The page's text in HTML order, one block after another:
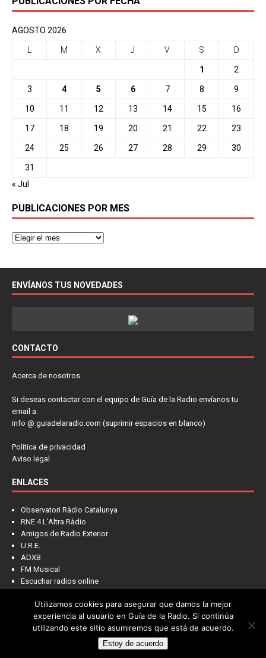
AGOSTO 2026
M X J V S D
1 2
3 4 5 6 7 8 9
10 11 12 13 14 15 16
17 18 19 20 21 22 23
24 25 26 27 28 29 30
31
« Jul
PUBLICACIONES POR MES
ENVÍANOS TUS NOVEDADES
CONTACTO
Acerca de nosotros
Si deseas contactar con el equipo de Guía de la Radio envíanos tu
email a:
info @ guiadelaradio.com (suprimir espacios en blanco)
Política de privacidad
Aviso legal
ENLACES
Observatori Ràdio Catalunya
RNE 4 L'Altra Ràdio
Amigos de Radio Exterior
U.R.E.
ADXB
FM Musical
Escuchar radios online
Copyright © 2022 - Guía de la Radio
Utilizamos cookies para asegurar que damos la mejor
experiencia al usuario en Guía de la Radio. Si continúa
utilizando este sitio asumiremos que está de acuerdo.
Estoy de acuerdo